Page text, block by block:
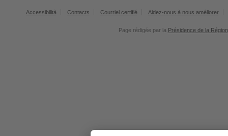
Accessibilità Contacts Courriel certifié Aidez-nous à nous améliorer
Page rédigée par la Présidence de la Région